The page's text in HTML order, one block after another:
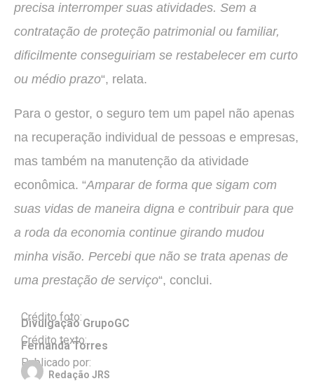
precisa interromper suas atividades. Sem a
contratação de proteção patrimonial ou familiar,
dificilmente conseguiriam se restabelecer em curto
ou médio prazo“, relata.
Para o gestor, o seguro tem um papel não apenas
na recuperação individual de pessoas e empresas,
mas também na manutenção da atividade
econômica. “Amparar de forma que sigam com
suas vidas de maneira digna e contribuir para que
a roda da economia continue girando mudou
minha visão. Percebi que não se trata apenas de
uma prestação de serviço“, conclui.
Crédito foto:
Divulgação GrupoGC
Crédito texto:
Fernanda Torres
Publicado por:
Redação JRS